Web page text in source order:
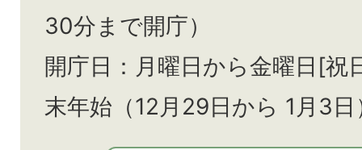
30分まで開庁）
開庁日：月曜日から金曜日[祝
末年始（12月29日から 1月3